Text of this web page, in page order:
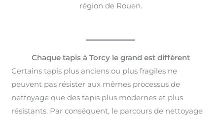
région de Rouen.
Chaque tapis à Torcy le grand est différent
Certains tapis plus anciens ou plus fragiles ne
peuvent pas résister aux mêmes processus de
nettoyage que des tapis plus modernes et plus
résistants. Par conséquent, le parcours de nettoyage